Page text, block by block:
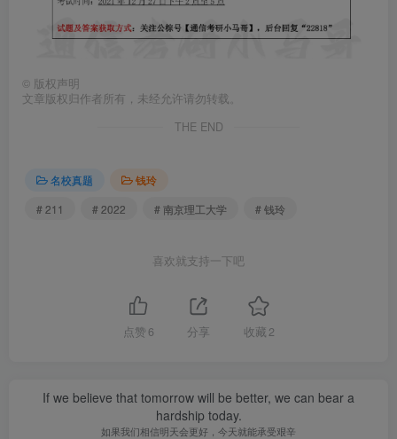
© 版权声明
文章版权归作者所有，未经允许请勿转载。
THE END
名校真题
钱玲
# 211
# 2022 # 南京理工大学 # 钱玲
喜欢就支持一下吧
点赞 6 分享 收藏 2
If we believe that tomorrow will be better, we can bear a
hardship today.
如果我们相信明天会更好，今天就能承受艰辛